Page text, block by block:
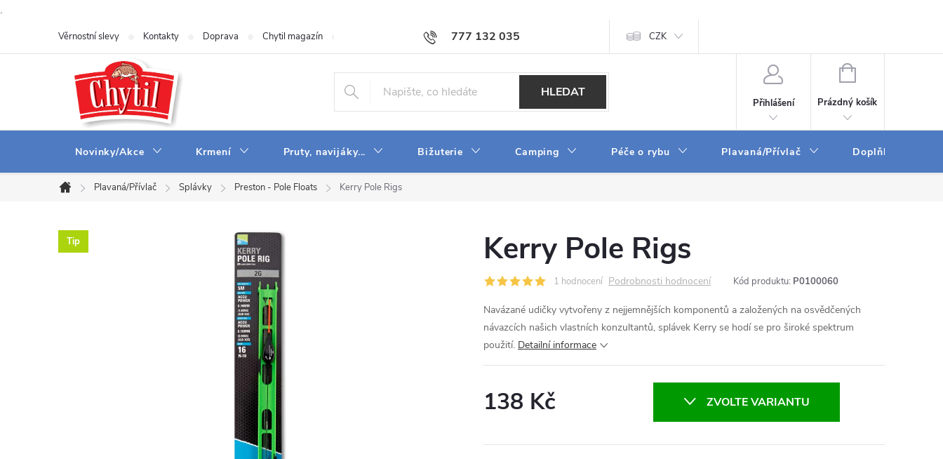
.
777 132 035
Věrnostní slevy Kontakty Doprava Chytil magazín Obchodní podmínky Velkoobchod Napište nám Zpracování osobních údajů
CZK
HLEDAT
Přihlášení
NÁKUPNÍ
Prázdný košík
Novinky/Akce Krmení Pruty, navijáky... Bižuterie Camping Péče o rybu Plavaná/Přívlač Doplňky a
Domů
Plavaná/Přívlač Splávky Preston - Pole Floats Kerry Pole Rigs
Tip Kerry Pole Rigs
1 hodnocení Podrobnosti hodnocení Kód produktu: P0100060
Navázané udičky vytvořeny z nejjemnějších komponentů a založených na osvědčených
návazcích našich vlastních konzultantů, splávek Kerry se hodí se pro široké spektrum
použití. Detailní informace
138 Kč ZVOLTE VARIANTU